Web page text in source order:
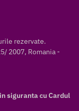
rezervate.
2007, Romania -
siguranta cu Cardul